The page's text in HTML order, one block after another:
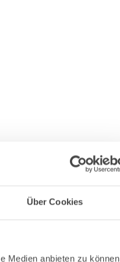
Über Cookies
Medien anbieten zu können